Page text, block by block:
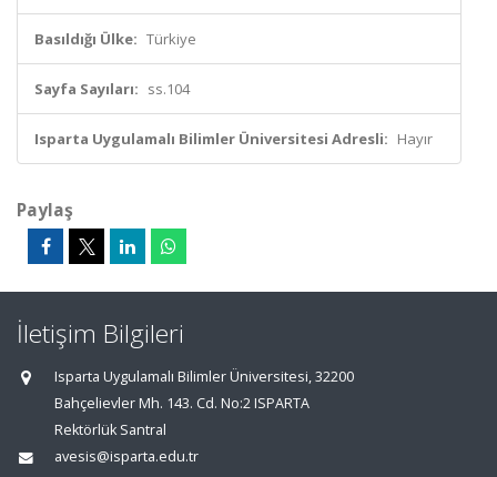
Basıldığı Ülke: Türkiye
Sayfa Sayıları: ss.104
Isparta Uygulamalı Bilimler Üniversitesi Adresli: Hayır
Paylaş
İletişim Bilgileri
Isparta Uygulamalı Bilimler Üniversitesi, 32200
Bahçelievler Mh. 143. Cd. No:2 ISPARTA
Rektörlük Santral
avesis@isparta.edu.tr